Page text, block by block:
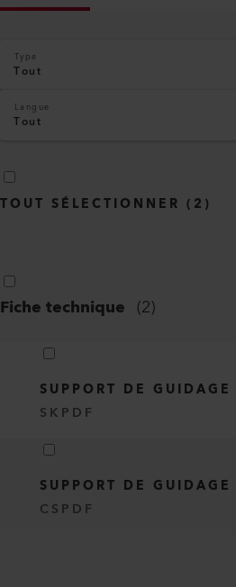
Type
Tout
Langue
Tout
TOUT SÉLECTIONNER ( 2 )
Fiche technique (2)
SUPPORT DE
SK PDF
SUPPORT DE
CS PDF